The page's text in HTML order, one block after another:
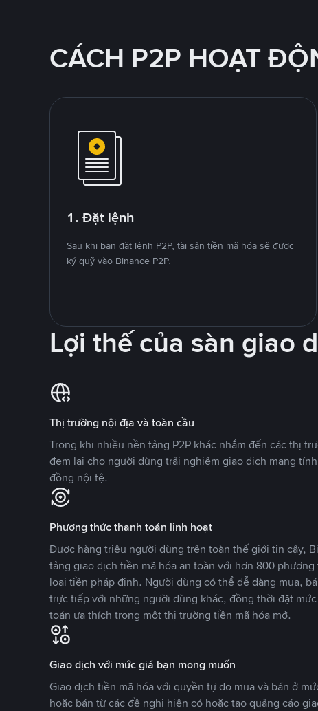
CÁCH P2P HOẠT
1. Đặt lệnh
Sau khi bạn đặt lệnh P2P, tài sản tiền mã hóa sẽ được
ký quỹ vào Binance P2P.
Lợi thế của sàn giao
Thị trường nội địa và toàn cầu
Trong khi nhiều nền tảng P2P khác nhắm đến các thị
đem lại cho người dùng trải nghiệm giao dịch mang
đồng nội tệ.
Phương thức thanh toán linh hoạt
Được hàng triệu người dùng trên toàn thế giới tin cậy,
tảng giao dịch tiền mã hóa an toàn với hơn 800
loại tiền pháp định. Người dùng có thể dễ dàng mua,
trực tiếp với những người dùng khác, đồng thời đặt
toán ưa thích trong một thị trường tiền mã hóa mở.
Giao dịch với mức giá bạn mong muốn
Giao dịch tiền mã hóa với quyền tự do mua và bán ở
hoặc bán từ các đề nghị hiện có hoặc tạo quảng cáo